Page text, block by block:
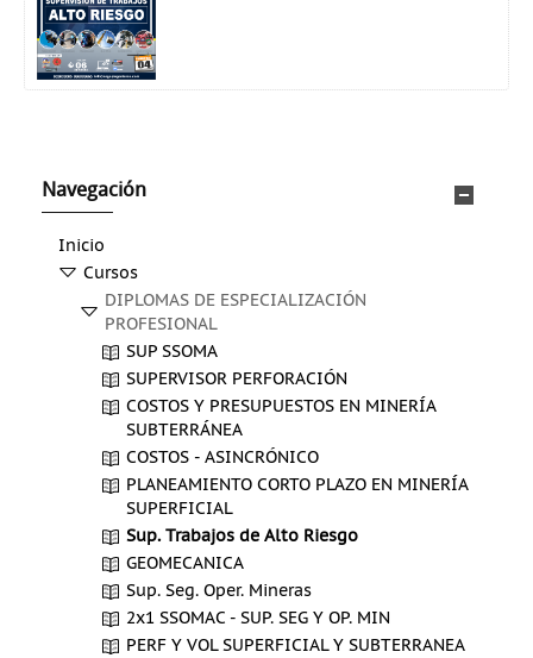
Navegación
Inicio
Cursos
DIPLOMAS DE ESPECIALIZACIÓN
PROFESIONAL
SUP SSOMA
SUPERVISOR PERFORACIÓN
COSTOS Y PRESUPUESTOS EN MINERÍA
SUBTERRÁNEA
COSTOS - ASINCRÓNICO
PLANEAMIENTO CORTO PLAZO EN MINERÍA
SUPERFICIAL
Sup. Trabajos de Alto Riesgo
GEOMECANICA
Sup. Seg. Oper. Mineras
2x1 SSOMAC - SUP. SEG Y OP. MIN
PERF Y VOL SUPERFICIAL Y SUBTERRANEA